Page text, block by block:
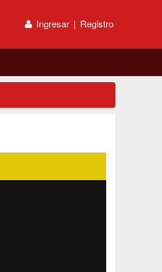
Ingresar | Registro